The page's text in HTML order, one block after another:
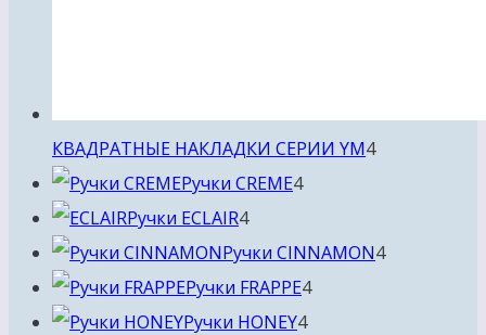
КВАДРАТНЫЕ НАКЛАДКИ СЕРИИ YM44
Ручки CREME44
Ручки ECLAIR44
товара
Ручки CINNAMON44
Ручки FRAPPE44
Ручки HONEY44